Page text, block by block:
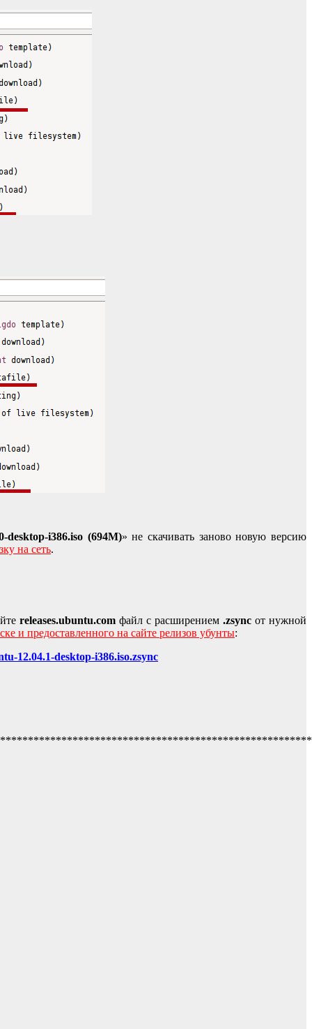
desktop-i386.iso (694M)» не скачивать заново новую версию
на сеть.
releases.ubuntu.com файл с расширением .zsync от нужной
и предоставленного на сайте релизов убунты:
12.04.1-desktop-i386.iso.zsync